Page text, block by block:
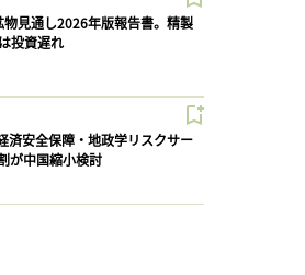
物見通し2026年版報告書。精製
投資遅れ
済安全保障・地政学リスクサー
が中国縮小検討